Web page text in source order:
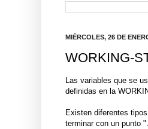
MIÉRCOLES, 26 DE
WORKING-
Las variables que se
definidas en la
Existen diferentes
terminar con un punto